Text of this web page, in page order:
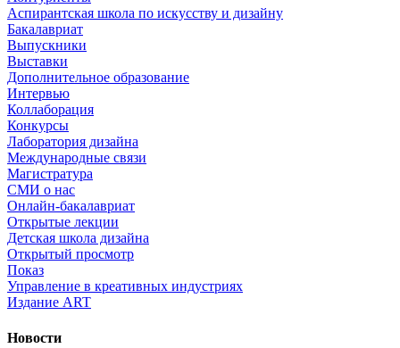
Аспирантская школа по искусству и дизайну
Бакалавриат
Выпускники
Выставки
Дополнительное образование
Интервью
Коллаборация
Конкурсы
Лаборатория дизайна
Международные связи
Магистратура
СМИ о нас
Онлайн-бакалавриат
Открытые лекции
Детская школа дизайна
Открытый просмотр
Показ
Управление в креативных индустриях
Издание ART
Новости